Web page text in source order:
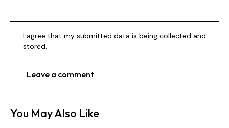
I agree that my submitted data is being collected and
stored.
You May Also Like